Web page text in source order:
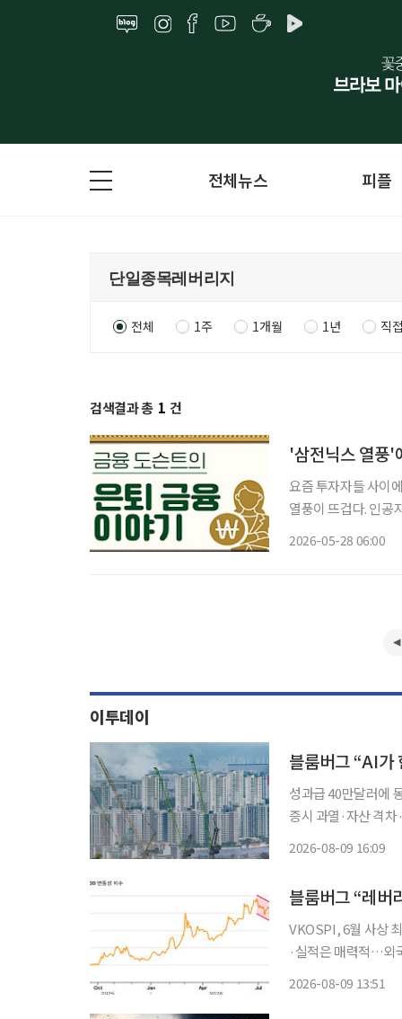
전체뉴스 피플
전체 1주 1개월 1년 직
검색결과 총 1 건
'삼전닉스 열풍'
요즘 투자자들 사이
열풍이 뜨겁다. 인공
2026-05-28 06:00
이투데이
성과급 40만달러에
증시 과열·자산 격
2026-08-09 16:09
블룸버그 “레버
VKOSPI, 6월 사상
·실적은 매력적…외국인 복귀는 ‘신중’ 한국
2026-08-09 13:51